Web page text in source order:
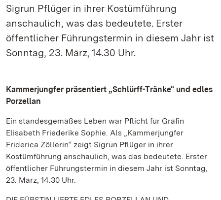
Sigrun Pflüger in ihrer Kostümführung
anschaulich, was das bedeutete. Erster
öffentlicher Führungstermin in diesem Jahr ist
Sonntag, 23. März, 14.30 Uhr.
Kammerjungfer präsentiert „Schlürff-Tränke“ und edles
Porzellan
Ein standesgemäßes Leben war Pflicht für Gräfin
Elisabeth Friederike Sophie. Als „Kammerjungfer
Friderica Zöllerin“ zeigt Sigrun Pflüger in ihrer
Kostümführung anschaulich, was das bedeutete. Erster
öffentlicher Führungstermin in diesem Jahr ist Sonntag,
23. März, 14.30 Uhr.